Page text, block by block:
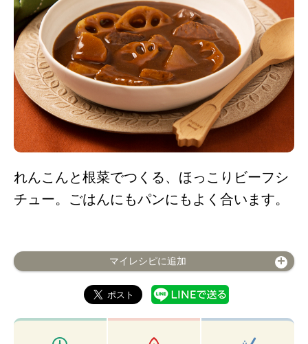
れんこんと根菜でつくる、ほっこりビーフシ
チュー。ごはんにもパンにもよく合います。
マイレシピに追加